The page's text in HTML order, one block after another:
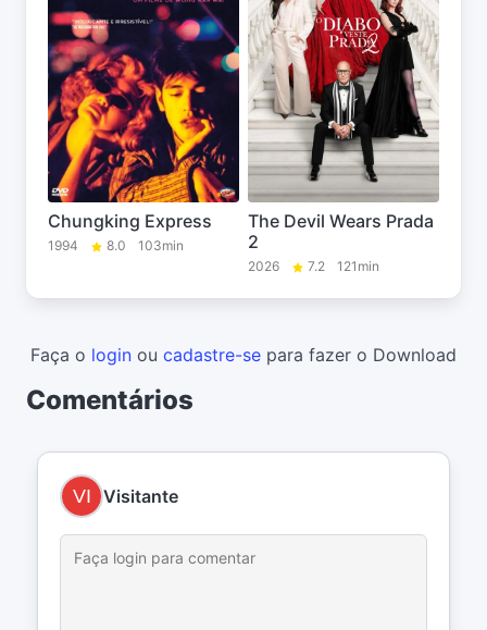
Chungking Express
1994 8.0 103min
The Devil Wears Prada
2
2026 7.2 121min
Faça o login ou cadastre-se para fazer o Download
Comentários
Visitante